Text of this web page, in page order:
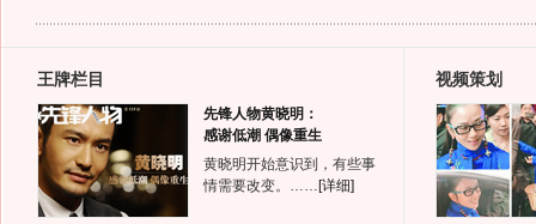
王牌栏目
先锋人物黄晓明：
感谢低潮 偶像重生
黄晓明开始意识到，有些事
情需要改变。…… [详细]
视频策划